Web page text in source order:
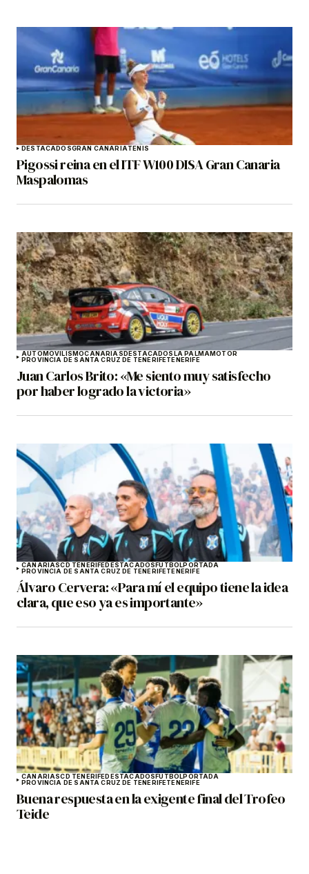
DESTACADOSGRAN CANARIATENIS
Pigossi reina en el ITF W100 DISA Gran Canaria
Maspalomas
AUTOMOVILISMOCANARIASDESTACADOSLA PALMAMOTOR
PROVINCIA DE SANTA CRUZ DE TENERIFETENERIFE
Juan Carlos Brito: «Me siento muy satisfecho
por haber logrado la victoria»
CANARIASCD TENERIFEDESTACADOSFÚTBOLPORTADA
PROVINCIA DE SANTA CRUZ DE TENERIFETENERIFE
Álvaro Cervera: «Para mí el equipo tiene la idea
clara, que eso ya es importante»
CANARIASCD TENERIFEDESTACADOSFÚTBOLPORTADA
PROVINCIA DE SANTA CRUZ DE TENERIFETENERIFE
Buena respuesta en la exigente final del Trofeo
Teide